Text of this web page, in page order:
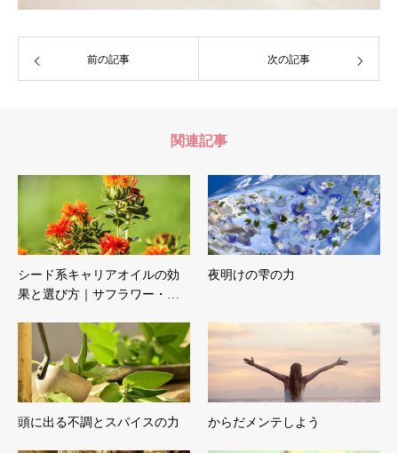
前の記事 次の記事
関連記事
シード系キャリアオイルの効
果と選び方｜サフラワー・…
夜明けの雫の力
頭に出る不調とスパイスの力 からだメンテしよう